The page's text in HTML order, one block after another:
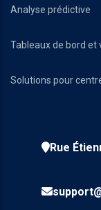
Analyse prédictive
Tableaux de bord et
Solutions pour
Rue